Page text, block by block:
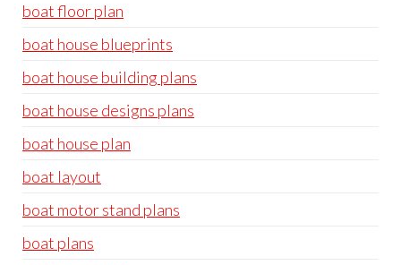
boat floor plan
boat house blueprints
boat house building plans
boat house designs plans
boat house plan
boat layout
boat motor stand plans
boat plans